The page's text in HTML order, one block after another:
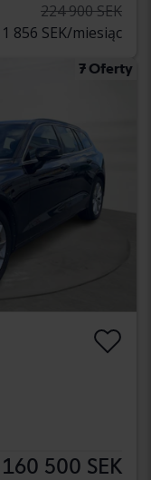
224 900 SEK
1 856 SEK/miesiąc
7 Oferty
160 500 SEK